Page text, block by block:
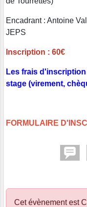
Encadrant : Antoine
JEPS
Inscription : 60€
Les frais
stage (virement,
FORMULAIRE
Cet évènement est